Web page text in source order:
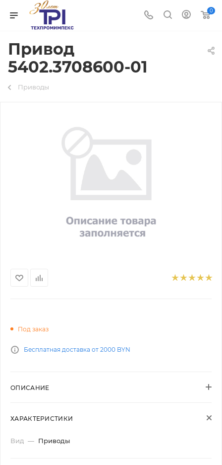
0
Привод
5402.3708600-01
Приводы
Под заказ
Бесплатная доставка от 2000 BYN
ОПИСАНИЕ
ХАРАКТЕРИСТИКИ
Вид — Приводы